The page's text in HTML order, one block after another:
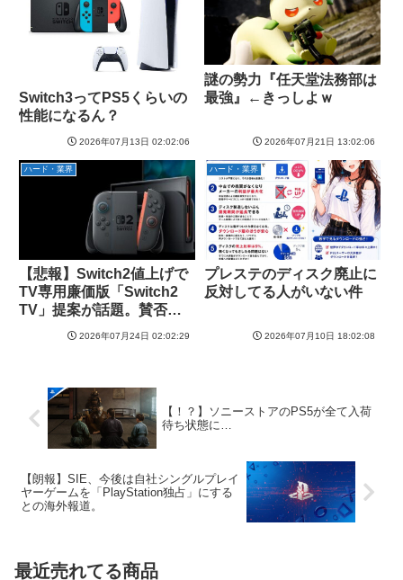
Switch3ってPS5くらいの
性能になるん？
2026年07月13日 02:02:06
謎の勢力『任天堂法務部は
最強』←きっしよｗ
2026年07月21日 13:02:06
ハード・業界
【悲報】Switch2値上げで
TV専用廉価版「Switch2
TV」提案が話題。賛否の
2026年07月24日 02:02:29
ハード・業界
プレステのディスク廃止に
反対してる人がいない件
2026年07月10日 18:02:08
【！？】ソニーストアのPS5が全て入荷
待ち状態に…
【朗報】SIE、今後は自社シングルプレイ
ヤーゲームを「PlayStation独占」にする
との海外報道。
最近売れてる商品